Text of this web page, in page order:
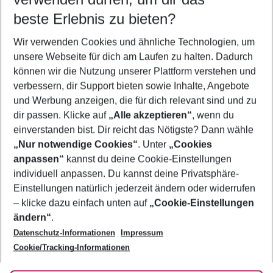
5-8 Nächte
2 Erwachsene Keine Kinder
Mehr Filter anzeigen
Footer
Footer navigation
Über uns
AGB
Bestpreisgarantie
Cookie-Einstellungen ändern
Cookie-Richtlinie
Agenturbetreuung
Barrierefreies Reisen
Folge uns
beste Erlebnis zu bieten?
Wir verwenden Cookies und ähnliche Technologien, um
unsere Webseite für dich am Laufen zu halten. Dadurch
können wir die Nutzung unserer Plattform verstehen und
verbessern, dir Support bieten sowie Inhalte, Angebote
und Werbung anzeigen, die für dich relevant sind und zu
dir passen. Klicke auf „Alle akzeptieren“, wenn du
einverstanden bist. Dir reicht das Nötigste? Dann wähle
„Nur notwendige Cookies“. Unter „Cookies
anpassen“ kannst du deine Cookie-Einstellungen
individuell anpassen. Du kannst deine Privatsphäre-
Einstellungen natürlich jederzeit ändern oder widerrufen
– klicke dazu einfach unten auf „Cookie-Einstellungen
ändern“.
Datenschutz-Informationen
Impressum
Cookie/Tracking-Informationen